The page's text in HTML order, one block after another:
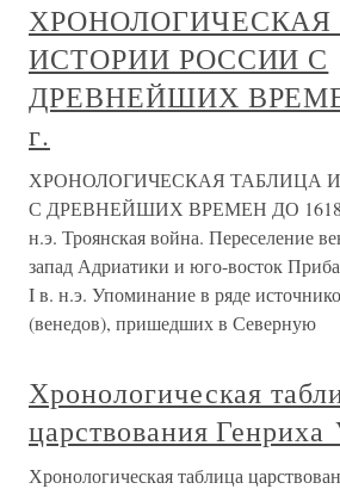
ХРОНОЛОГИЧЕСКАЯ
ИСТОРИИ РОССИИ С
ДРЕВНЕЙШИХ
г.
ХРОНОЛОГИЧЕСКАЯ ТАБЛИЦА
С ДРЕВНЕЙШИХ ВРЕМЕН ДО 1618
н.э. Троянская война. Переселение
запад Адриатики и юго-восток
I в. н.э. Упоминание в ряде
(венедов), пришедших в Северную
Хронологическая
царствования
Хронологическая таблица